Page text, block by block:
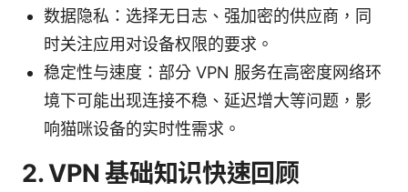
数据隐私：选择无日志、强加密的供应商，同
时关注应用对设备权限的要求。
稳定性与速度：部分 VPN 服务在高密度网络环
境下可能出现连接不稳、延迟增大等问题，影
响猫咪设备的实时性需求。
2. VPN 基础知识快速回顾